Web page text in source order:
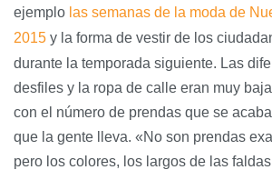
ejemplo las semanas de la moda de
2015 y la forma de vestir de los
durante la temporada siguiente. Las
desfiles y la ropa de calle eran muy
con el número de prendas que se
que la gente lleva. «No son prendas
pero los colores, los largos de las